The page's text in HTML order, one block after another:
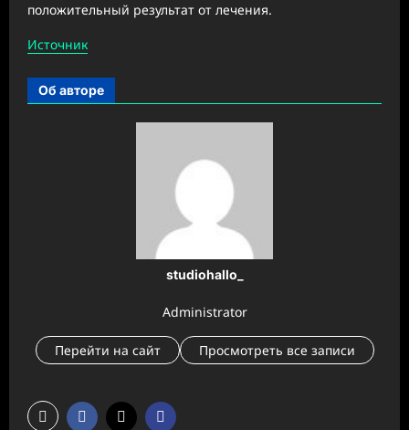
положительный результат от лечения.
Источник
Об авторе
studiohallo_
Administrator
Перейти на сайт Просмотреть все записи